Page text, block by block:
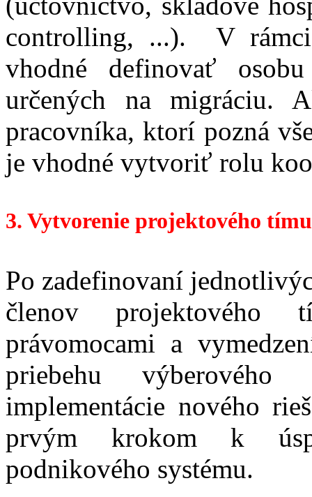
controlling, ...). V rámci
vhodné definovať
určených na migráciu.
pracovníka, ktorí pozná
je vhodné vytvoriť rolu
3. Vytvorenie projektového
Po zadefinovaní
členov projektového
právomocami a
priebehu
implementácie nového
prvým krokom k
podnikového systému.